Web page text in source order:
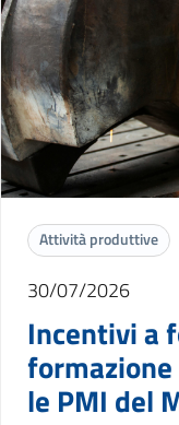
Attività produttive
30/07/2026
Incentivi a
le PMI del